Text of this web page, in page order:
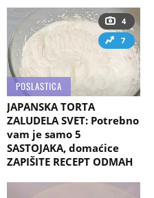
4
7
POSLASTICA
JAPANSKA TORTA
ZALUDELA SVET: Potrebno
vam je samo 5
SASTOJAKA, domaćice
ZAPIŠITE RECEPT ODMAH